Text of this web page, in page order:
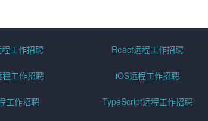
工作招聘 React远程工作招聘
工作招聘 iOS远程工作招聘
工作招聘 TypeScript远程工作招聘